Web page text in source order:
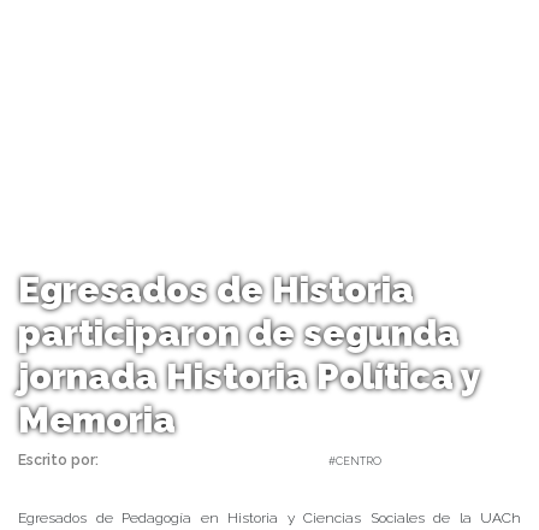
Egresados de Historia
participaron de segunda
jornada Historia Política y
Memoria
Escrito por: #CENTRO
Egresados de Pedagogía en Historia y Ciencias Sociales de la UACh